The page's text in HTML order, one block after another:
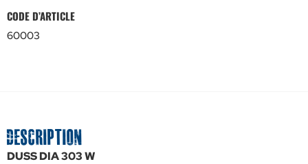
CODE D’ARTICLE
60003
Description
DUSS DIA 303 W